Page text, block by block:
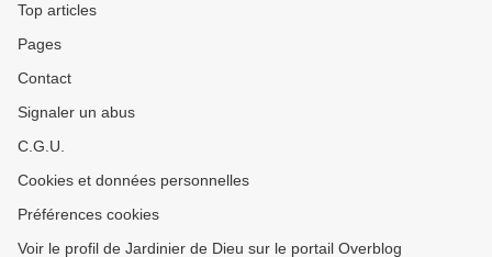
Top articles
Pages
Contact
Signaler un abus
C.G.U.
Cookies et données personnelles
Préférences cookies
Voir le profil de Jardinier de Dieu sur le portail Overblog